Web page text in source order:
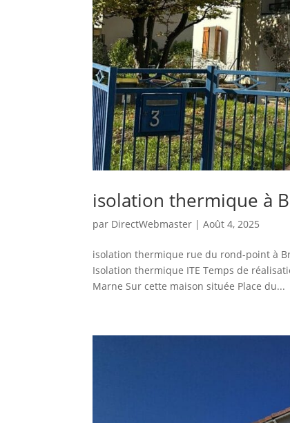
isolation thermique à
par DirectWebmaster |Août 4, 2025
isolation thermique rue du rond-point à
Isolation thermique ITE Temps de
Marne Sur cette maison située Place du...